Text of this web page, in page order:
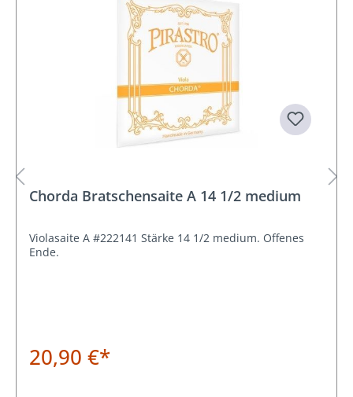
Chorda Bratschensaite A 14 1/2 medium
Violasaite A #222141 Stärke 14 1/2 medium. Offenes
Ende.
20,90 €*